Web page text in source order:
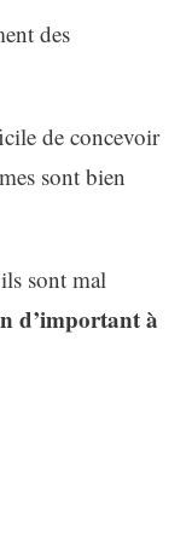
des
de concevoir
sont bien
sont mal
d’important à